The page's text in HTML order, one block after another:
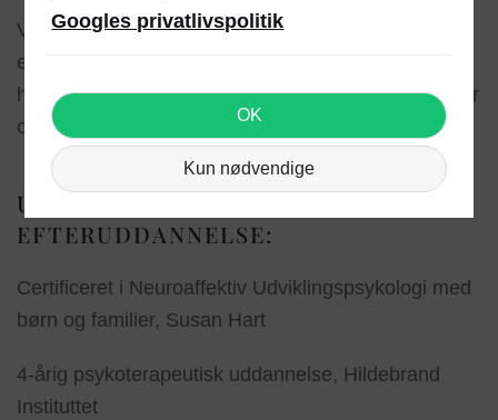
VISO-specialist for Socialstyrelsen i 4 år, med
ekspertise indenfor behandling af målgrupper med
høj komorbiditet; traumer, personlighedsforstyrrelser
og selvdestruktiv adfærd.
UDDANNELSE OG
EFTERUDDANNELSE:
Certificeret i Neuroaffektiv Udviklingspsykologi med
børn og familier, Susan Hart
4-årig psykoterapeutisk uddannelse, Hildebrand
Instituttet
Googles privatlivspolitik
OK
Kun nødvendige